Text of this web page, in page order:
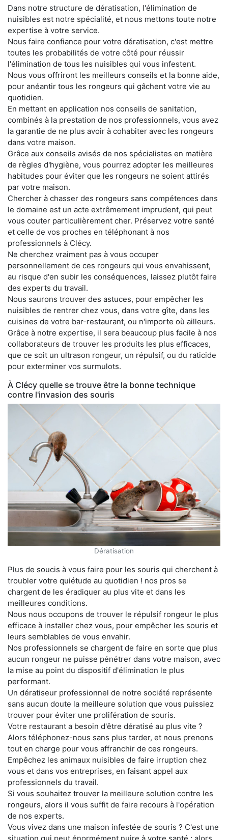
Dans notre structure de dératisation, l'élimination de
nuisibles est notre spécialité, et nous mettons toute notre
expertise à votre service.
Nous faire confiance pour votre dératisation, c'est mettre
toutes les probabilités de votre côté pour réussir
l'élimination de tous les nuisibles qui vous infestent.
Nous vous offriront les meilleurs conseils et la bonne aide,
pour anéantir tous les rongeurs qui gâchent votre vie au
quotidien.
En mettant en application nos conseils de sanitation,
combinés à la prestation de nos professionnels, vous avez
la garantie de ne plus avoir à cohabiter avec les rongeurs
dans votre maison.
Grâce aux conseils avisés de nos spécialistes en matière
de règles d'hygiène, vous pourrez adopter les meilleures
habitudes pour éviter que les rongeurs ne soient attirés
par votre maison.
Chercher à chasser des rongeurs sans compétences dans
le domaine est un acte extrêmement imprudent, qui peut
vous couter particulièrement cher. Préservez votre santé
et celle de vos proches en téléphonant à nos
professionnels à Clécy.
Ne cherchez vraiment pas à vous occuper
personnellement de ces rongeurs qui vous envahissent,
au risque d'en subir les conséquences, laissez plutôt faire
des experts du travail.
Nous saurons trouver des astuces, pour empêcher les
nuisibles de rentrer chez vous, dans votre gîte, dans les
cuisines de votre bar-restaurant, ou n'importe où ailleurs.
Grâce à notre expertise, il sera beaucoup plus facile à nos
collaborateurs de trouver les produits les plus efficaces,
que ce soit un ultrason rongeur, un répulsif, ou du raticide
pour exterminer vos surmulots.
À Clécy quelle se trouve être la bonne technique
contre l'invasion des souris
Dératisation
Plus de soucis à vous faire pour les souris qui cherchent à
troubler votre quiétude au quotidien ! nos pros se
chargent de les éradiquer au plus vite et dans les
meilleures conditions.
Nous nous occupons de trouver le répulsif rongeur le plus
efficace à installer chez vous, pour empêcher les souris et
leurs semblables de vous envahir.
Nos professionnels se chargent de faire en sorte que plus
aucun rongeur ne puisse pénétrer dans votre maison, avec
la mise au point du dispositif d'élimination le plus
performant.
Un dératiseur professionnel de notre société représente
sans aucun doute la meilleure solution que vous puissiez
trouver pour éviter une prolifération de souris.
Votre restaurant a besoin d'être dératisé au plus vite ?
Alors téléphonez-nous sans plus tarder, et nous prenons
tout en charge pour vous affranchir de ces rongeurs.
Empêchez les animaux nuisibles de faire irruption chez
vous et dans vos entreprises, en faisant appel aux
professionnels du travail.
Si vous souhaitez trouver la meilleure solution contre les
rongeurs, alors il vous suffit de faire recours à l'opération
de nos experts.
Vous vivez dans une maison infestée de souris ? C'est une
situation qui peut énormément nuire à votre santé ; alors